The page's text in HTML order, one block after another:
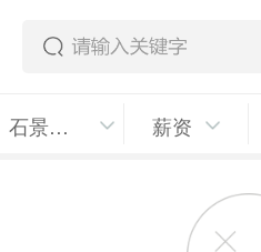
石景山区 薪资